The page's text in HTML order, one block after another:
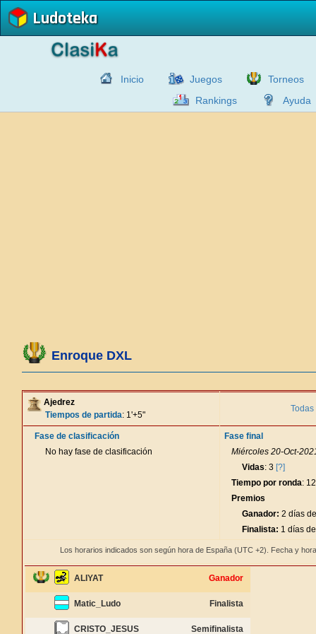
Ludoteka
Inicio Juegos
Torneos
Rankings
Ayuda
Enroque DXL
Ajedrez
Tiempos de partida: 1'+5"
Fase de clasificación
No hay fase de clasificación
Fase final
Miércoles 20-Oct-
Vidas: 3 [?]
Tiempo por ronda:
Premios
Ganador: 2 días
Finalista: 1 días
Los horarios indicados son según hora de España (UTC +2). Fecha y
ALIYAT Ganador
Matic_Ludo Finalista
CRISTO_JESUS Semifinalista